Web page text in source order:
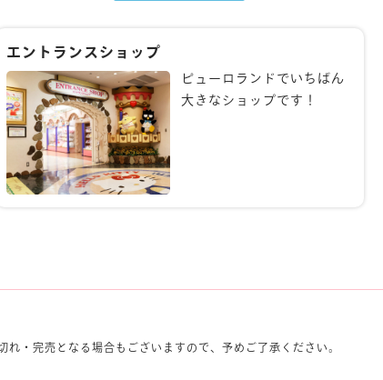
エントランスショップ
ピューロランドでいちばん
大きなショップです！
れ・完売となる場合もございますので、予めご了承ください。